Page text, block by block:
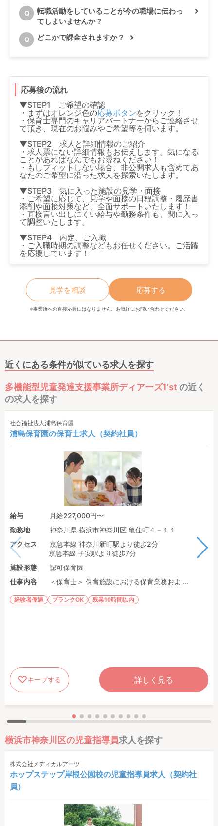
Q
転職活動をしていることが今の職場に伝わっ
てしまいませんか？
Q どこかで課金されますか？
応募後の流れ
▼STEP1 ご希望の確認
・まずはオレンジ色の応募ボタンをクリック！
・保育士専門のキャリアパートナーからご連絡させ
て頂き、現在のお悩みやご希望等を伺います。
▼STEP2 求人と詳細情報のご紹介
・求人票にない詳細情報もお伝えします。気になる
ことがあればなんでもお尋ねください！
・もしフィットしない場合、非公開求人も含めてあ
なたのご希望に沿った求人を探索いたします。
▼STEP3 気に入った施設の見学・面接
・ご希望に応じて、見学や面接の日程調整・履歴書
添削や面接対策など、全面サポートいたします！
・直接言い出しにくい給与や勤務条件も、間に入っ
て調整いたします。
▼STEP4 内定、ご入職
・ご入職時期の調整などもお任せください。ご活躍
を応援しています！
見学を相談 応募する
※事業所への直接応募にはなりません。お気軽にお問い合わせください。
近くにある条件が似ている求人を探す
多機能型児童発達支援事業所ディアーズ1’st の近く
の求人を探す
社会福祉法人浦島保育園
浦島保育園の保育士求人（契約社員）
給与
月給227,000円〜
勤務地
神奈川県 横浜市神奈川区 亀住町４－１１
アクセス
京急本線 神奈川新町駅より徒歩2分
京急本線 子安駅より徒歩7分
施設形態
認可保育園
仕事内容
＜保育士＞ 保育施設における保育業務およ ...
経験者優遇 ブランクOK 残業10時間以内
キープする 詳しく見る
横浜市神奈川区の児童指導員求人を探す
株式会社メディカルアーツ
ホップステップ岸根公園校の児童指導員求人（契約社
員）